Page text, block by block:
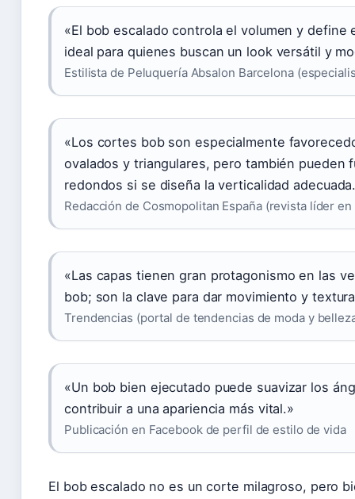
«El bob escalado controla el volumen y
ideal para quienes buscan un look versátil y
Estilista de Peluquería Absalon Barcelona
«Los cortes bob son especialmente
ovalados y triangulares, pero también pueden
redondos si se diseña la verticalidad
Redacción de Cosmopolitan España (revista líder
«Las capas tienen gran protagonismo en las
bob; son la clave para dar movimiento y
Trendencias (portal de tendencias de moda y
«Un bob bien ejecutado puede suavizar los
contribuir a una apariencia más vital.»
Publicación en Facebook de perfil de estilo de vida
El bob escalado no es un corte milagroso, pero